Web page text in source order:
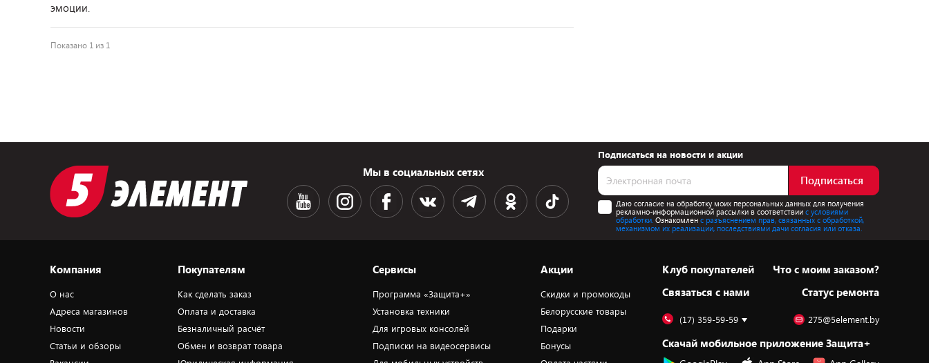
эмоции.
Показано 1 из 1
Мы в социальных сетях
Подписаться на новости и акции
Подписаться
Даю согласие на обработку моих персональных данных для получения
рекламно-информационной рассылки в соответствиис условиями
обработки. Ознакомлен с разъяснением прав, связанных с обработкой,
механизмом их реализации, последствиями дачи согласия или отказа.
Компания
О нас
Адреса магазинов
Новости
Статьи и обзоры
Покупателям
Как сделать заказ
Оплата и доставка
Безналичный расчёт
Обмен и возврат товара
Сервисы
Программа «Защита+»
Установка техники
Для игровых консолей
Подписки на видеосервисы
Акции
Скидки и промокоды
Белорусские товары
Подарки
Бонусы
Клуб покупателей
Cвязаться с нами
Что с моим заказом?
Статус ремонта
(17) 359-59-59 275@5element.by
Скачай мобильное приложение Защита+